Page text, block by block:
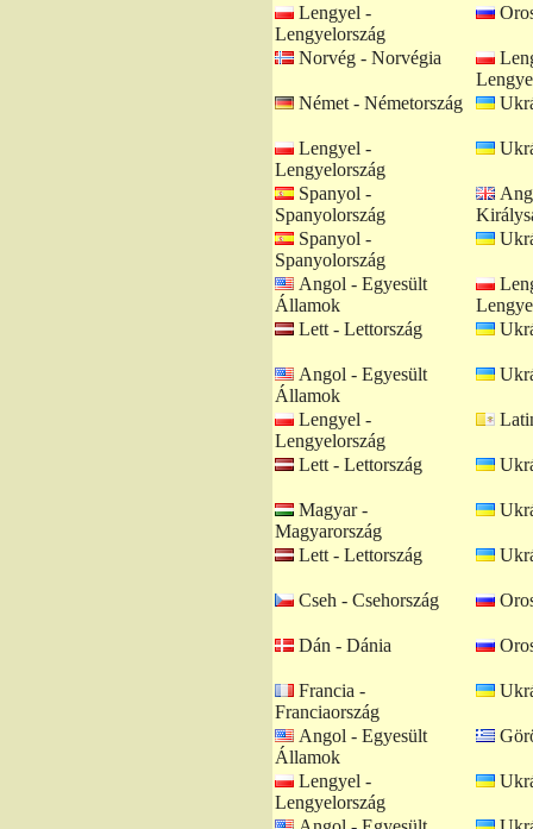
Lengyel -
Lengyelország
Norvég - Norvégia
Német - Németország
Lengyel -
Lengyelország
Spanyol -
Spanyolország
Spanyol -
Spanyolország
Angol - Egyesült
Államok
Lett - Lettország
Angol - Egyesült
Államok
Lengyel -
Lengyelország
Lett - Lettország
Magyar -
Magyarország
Lett - Lettország
Cseh - Csehország
Dán - Dánia
Francia -
Franciaország
Angol - Egyesült
Államok
Lengyel -
Lengyelország